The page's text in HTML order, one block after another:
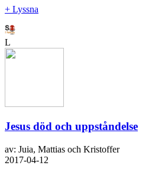
+ Lyssna
L
Jesus död och uppståndelse
av: Juia, Mattias och Kristoffer
2017-04-12